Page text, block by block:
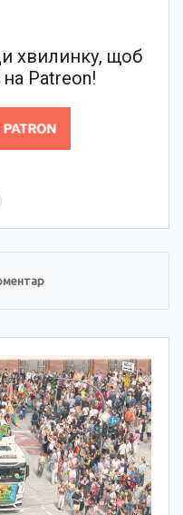
хвилинку, щоб
Patreon!